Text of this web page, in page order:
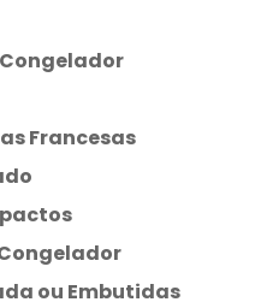
Francesas
ou Embutidas